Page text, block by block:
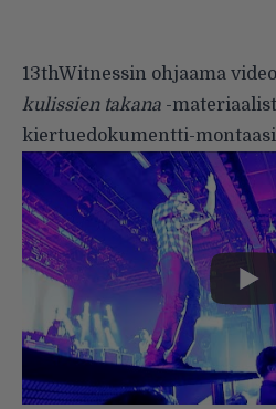
13thWitnessin ohjaama
kulissien takana -
kiertuedokumentti-